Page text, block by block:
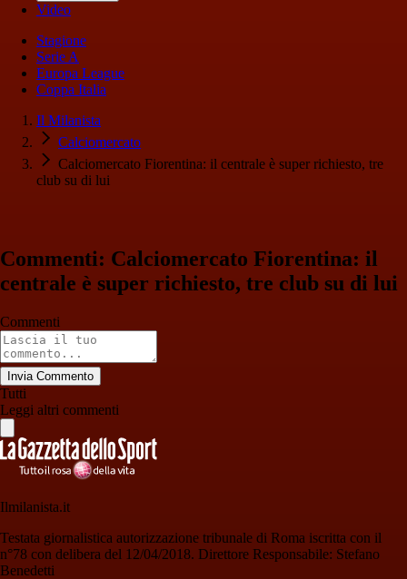
Video
Stagione
Serie A
Europa League
Coppa Italia
Il Milanista
Calciomercato
Calciomercato Fiorentina: il centrale è super richiesto, tre
club su di lui
Commenti: Calciomercato Fiorentina: il
centrale è super richiesto, tre club su di lui
Commenti
Invia Commento
Tutti
Leggi altri commenti
Ilmilanista.it
Testata giornalistica autorizzazione tribunale di Roma iscritta con il
n°78 con delibera del 12/04/2018. Direttore Responsabile: Stefano
Benedetti